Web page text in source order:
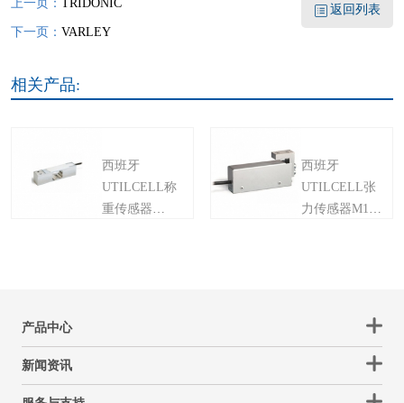
上一页： TRIDONIC
下一页： VARLEY
返回列表
相关产品:
西班牙
UTILCELL称
重传感器
西班牙
UTILCELL张
力传感器M102
产品中心
新闻资讯